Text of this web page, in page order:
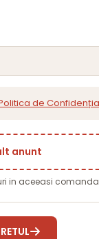
de
anunt
in aceeasi comanda